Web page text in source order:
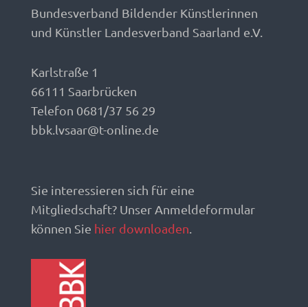
Bundesverband Bildender Künstlerinnen
und Künstler Landesverband Saarland e.V.
Karlstraße 1
66111 Saarbrücken
Telefon 0681/37 56 29
bbk.lvsaar@t-online.de
Sie interessieren sich für eine
Mitgliedschaft? Unser Anmeldeformular
können Sie hier downloaden